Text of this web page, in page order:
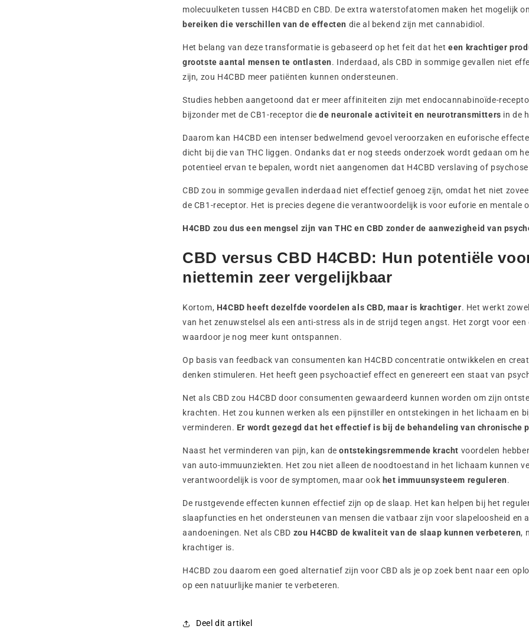
molecuulketen tussen H4CBD en CBD. De extra waterstofatomen maken het mogelijk
bereiken die verschillen van de effecten die al bekend zijn met cannabidiol.
Het belang van deze transformatie is gebaseerd op het feit dat heteen krachtiger
grootste aantal mensen te ontlasten. Inderdaad, als CBD in sommige gevallen niet
zijn, zou H4CBD meer patiënten kunnen ondersteunen.
Studies hebben aangetoond dat er meer affiniteiten zijn met endocannabinoïde-
bijzonder met de CB1-receptor die de neuronale activiteit en neurotransmitters in de
Daarom kan H4CBD een intenser bedwelmend gevoel veroorzaken en euforische
dicht bij die van THC liggen. Ondanks dat er nog steeds onderzoek wordt gedaan om
potentieel ervan te bepalen, wordt niet aangenomen dat H4CBD verslaving of
CBD zou in sommige gevallen inderdaad niet effectief genoeg zijn, omdat het niet
de CB1-receptor. Het is precies degene die verantwoordelijk is voor euforie en mentale
H4CBD zou dus een mengsel zijn van THC en CBD zonder de aanwezigheid van
CBD versus CBD H4CBD: Hun potentiële
niettemin zeer vergelijkbaar
Kortom, H4CBD heeft dezelfde voordelen als CBD, maar is krachtiger. Het werkt
van het zenuwstelsel als een anti-stress als in de strijd tegen angst. Het zorgt voor
waardoor je nog meer kunt ontspannen.
Op basis van feedback van consumenten kan H4CBD concentratie ontwikkelen en
denken stimuleren. Het heeft geen psychoactief effect en genereert een staat van
Net als CBD zou H4CBD door consumenten gewaardeerd kunnen worden om zijn
krachten. Het zou kunnen werken als een pijnstiller en ontstekingen in het lichaam en
verminderen. Er wordt gezegd dat het effectief is bij de behandeling van chronische
Naast het verminderen van pijn, kan de ontstekingsremmende kracht voordelen
van auto-immuunziekten. Het zou niet alleen de noodtoestand in het lichaam kunnen
verantwoordelijk is voor de symptomen, maar ook het immuunsysteem reguleren.
De rustgevende effecten kunnen effectief zijn op de slaap. Het kan helpen bij het
slaapfuncties en het ondersteunen van mensen die vatbaar zijn voor slapeloosheid en
aandoeningen. Net als CBD zou H4CBD de kwaliteit van de slaap kunnen verbeteren,
krachtiger is.
H4CBD zou daarom een goed alternatief zijn voor CBD als je op zoek bent naar een
op een natuurlijke manier te verbeteren.
Deel dit artikel